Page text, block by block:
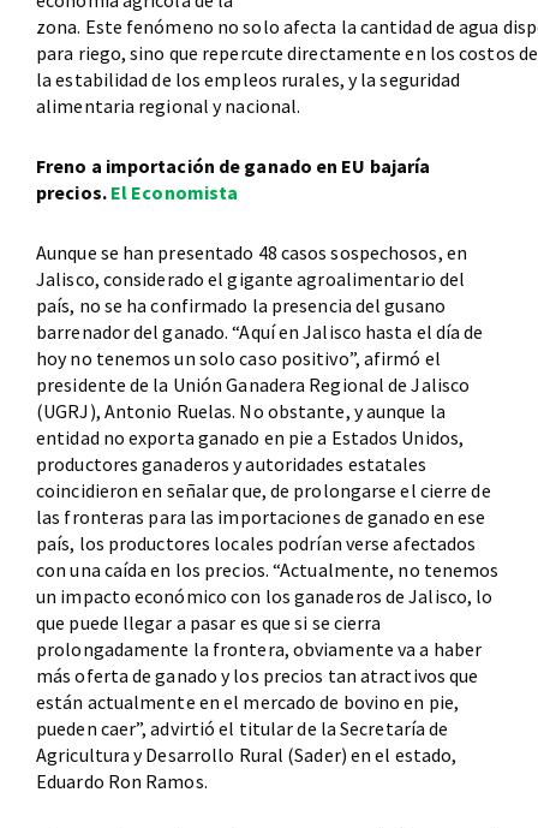
zona. Este fenómeno no solo afecta la cantidad de agua
para riego, sino que repercute directamente en los costos
la estabilidad de los empleos rurales, y la seguridad
alimentaria regional y nacional.
Freno a importación de ganado en EU bajaría
precios. El Economista
Aunque se han presentado 48 casos sospechosos, en
Jalisco, considerado el gigante agroalimentario del
país, no se ha confirmado la presencia del gusano
barrenador del ganado. “Aquí en Jalisco hasta el día de
hoy no tenemos un solo caso positivo”, afirmó el
presidente de la Unión Ganadera Regional de Jalisco
(UGRJ), Antonio Ruelas. No obstante, y aunque la
entidad no exporta ganado en pie a Estados Unidos,
productores ganaderos y autoridades estatales
coincidieron en señalar que, de prolongarse el cierre de
las fronteras para las importaciones de ganado en ese
país, los productores locales podrían verse afectados
con una caída en los precios. “Actualmente, no tenemos
un impacto económico con los ganaderos de Jalisco, lo
que puede llegar a pasar es que si se cierra
prolongadamente la frontera, obviamente va a haber
más oferta de ganado y los precios tan atractivos que
están actualmente en el mercado de bovino en pie,
pueden caer”, advirtió el titular de la Secretaría de
Agricultura y Desarrollo Rural (Sader) en el estado,
Eduardo Ron Ramos.